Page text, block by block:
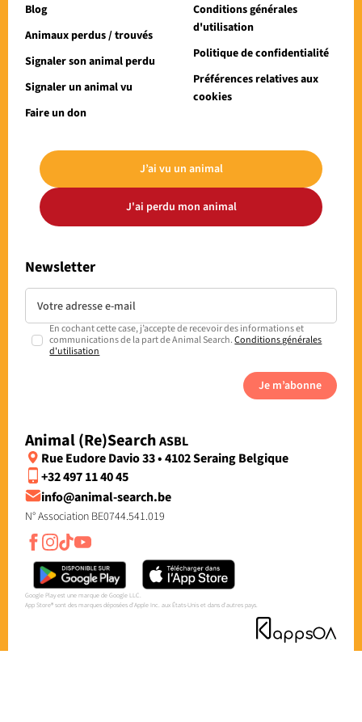
Animal (Re)SearchASBL
Rue Eudore Davio 33 • 4102 Seraing Belgique
+32 497 11 40 45
info@animal-search.be
N° Association BE0744.541.019
Google Play est une marque de Google LLC.
App Store® sont des marques déposées d'Apple Inc. aux États-Unis et dans d'autres pays.
Blog
Animaux perdus / trouvés
Signaler son animal perdu
Signaler un animal vu
Faire un don
Conditions générales
d'utilisation
Politique de confidentialité
Préférences relatives aux
cookies
J’ai vu un animal
J'ai perdu mon animal
Newsletter
En cochant cette case, j’accepte de recevoir des informations et
communications de la part de Animal Search.Conditions générales
d'utilisation
Je m’abonne